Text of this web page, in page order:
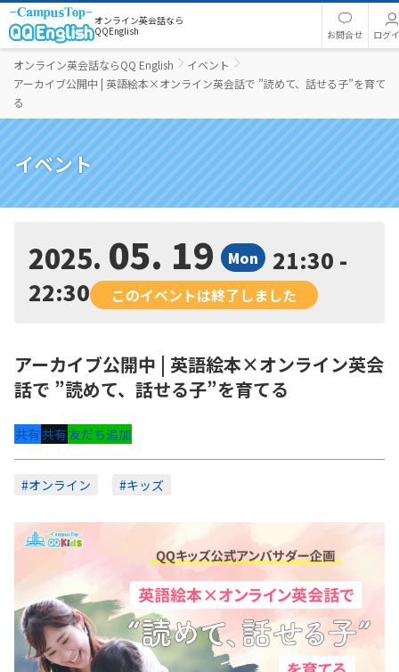
オンライン英会話なら
QQEnglish
お問合せ ログ
オンライン英会話ならQQ English
イベント
アーカイブ公開中 | 英語絵本×オンライン英会話で ”読めて、話せる子”を育て
る
イベント
2025 05. 19 Mon
21:30 -
22:30
このイベントは終了しました
アーカイブ公開中 | 英語絵本×オンライン英会
話で ”読めて、話せる子”を育てる
共有共有友だち追加
#オンライン #キッズ